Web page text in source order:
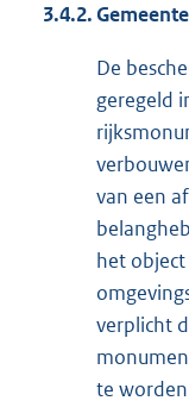
3.4.2.
De
geregeld
van een
het
verplicht
te